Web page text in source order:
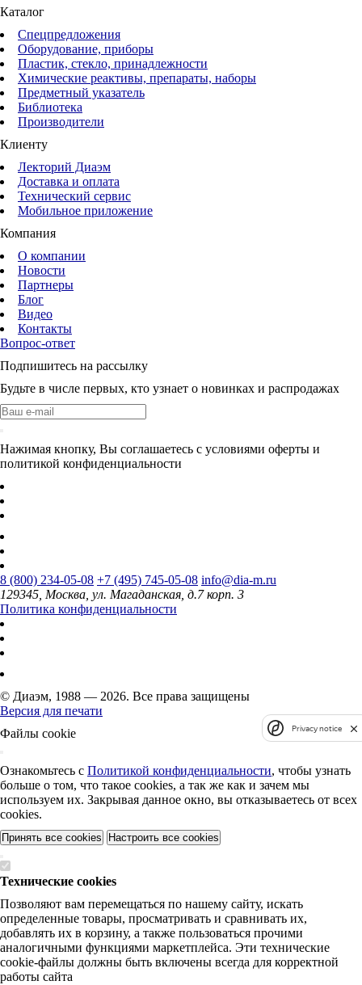
Каталог
Спецпредложения
Оборудование, приборы
Пластик, стекло, принадлежности
Химические реактивы, препараты, наборы
Предметный указатель
Библиотека
Производители
Клиенту
Лекторий Диаэм
Доставка и оплата
Технический сервис
Мобильное приложение
Компания
О компании
Новости
Партнеры
Блог
Видео
Контакты
Вопрос-ответ
Подпишитесь на рассылку
Будьте в числе первых, кто узнает о новинках и распродажах
Нажимая кнопку, Вы соглашаетесь с условиями оферты и
политикой конфиденциальности
8 (800) 234-05-08 +7 (495) 745-05-08 info@dia-m.ru
129345, Москва, ул. Магаданская, д.7 корп. 3
Политика конфиденциальности
© Диаэм, 1988 — 2026. Все права защищены
Версия для печати
Файлы cookie
Ознакомьтесь с Политикой конфиденциальности, чтобы узнать
больше о том, что такое cookies, а так же как и зачем мы
используем их. Закрывая данное окно, вы отказываетесь от всех
cookies.
Принять все cookies Настроить все cookies
Технические cookies
Позволяют вам перемещаться по нашему сайту, искать
определенные товары, просматривать и сравнивать их,
добавлять их в корзину, а также пользоваться прочими
аналогичными функциями маркетплейса. Эти технические
cookie-файлы должны быть включены всегда для корректной
работы сайта
Privacy notice